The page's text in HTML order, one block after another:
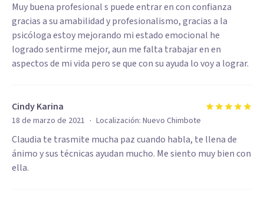
Muy buena profesional s puede entrar en con confianza
gracias a su amabilidad y profesionalismo, gracias a la
psicóloga estoy mejorando mi estado emocional he
logrado sentirme mejor, aun me falta trabajar en en
aspectos de mi vida pero se que con su ayuda lo voy a lograr.
Cindy Karina
18 de marzo de 2021 · Localización: Nuevo Chimbote
Claudia te trasmite mucha paz cuando habla, te llena de
ánimo y sus técnicas ayudan mucho. Me siento muy bien con
ella.